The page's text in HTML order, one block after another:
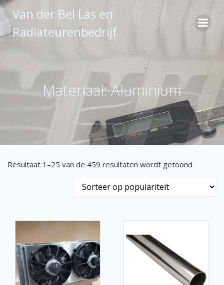
naar
de
inhoud
Van der Bel Las en
Radiateurenbedrijf
Materiaal: Aluminium
Resultaat 1–25 van de 459 resultaten wordt getoond